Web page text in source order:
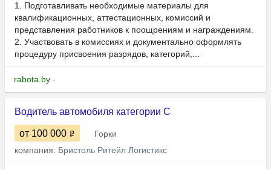
1. Подготавливать необходимые материалы для
квалификационных, аттестационных, комиссий и
представления работников к поощрениям и награждениям.
2. Участвовать в комиссиях и документально оформлять
процедуру присвоения разрядов, категорий,...
rabota.by -
Водитель автомобиля категории С
от 100 000
Горки
компания: Бристоль Ритейл Логистикс